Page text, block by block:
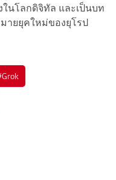
นโลกดิจิทัล และเป็นบท
ายยุคใหม่ของยุโรป
Grok